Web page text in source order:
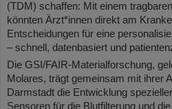
(TDM) schaffen: Mit einem
könnten Ärzt*innen direkt am
Entscheidungen für eine
– schnell, datenbasiert und
Die GSI/FAIR-Materialforschung,
Molares, trägt gemeinsam mit ihrer
Darmstadt die Entwicklung
Sensoren für die Blutfilterung und